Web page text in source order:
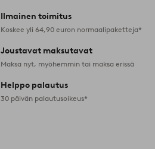
Ilmainen toimitus
Koskee yli 64,90 euron normaalipaketteja*
Joustavat maksutavat
Maksa nyt, myöhemmin tai maksa erissä
Helppo palautus
30 päivän palautusoikeus*